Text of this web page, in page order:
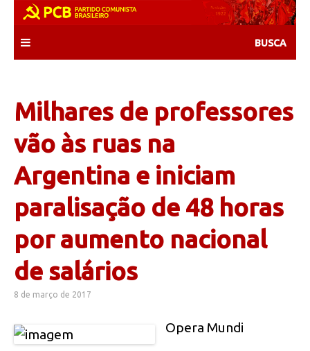
content
Milhares de professores
vão às ruas na
Argentina e iniciam
paralisação de 48 horas
por aumento nacional
de salários
8 de março de 2017
Opera Mundi